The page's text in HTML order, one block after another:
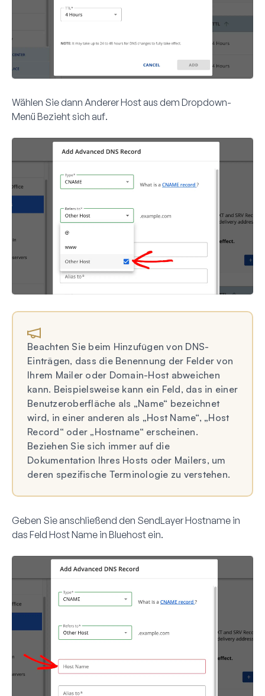
Wählen Sie dann Anderer Hostaus dem Dropdown-
Menü Bezieht sich auf.
Beachten Sie beim Hinzufügen von DNS-
Einträgen, dass die Benennung der Felder von
Ihrem Mailer oder Domain-Host abweichen
kann. Beispielsweise kann ein Feld, das in einer
Benutzeroberfläche als „Name“ bezeichnet
wird, in einer anderen als „Host Name“, „Host
Record“ oder „Hostname“ erscheinen.
Beziehen Sie sich immer auf die
Dokumentation Ihres Hosts oder Mailers, um
deren spezifische Terminologie zu verstehen.
Geben Sie anschließend den SendLayerHostname in
das Feld Host Name in Bluehost ein.